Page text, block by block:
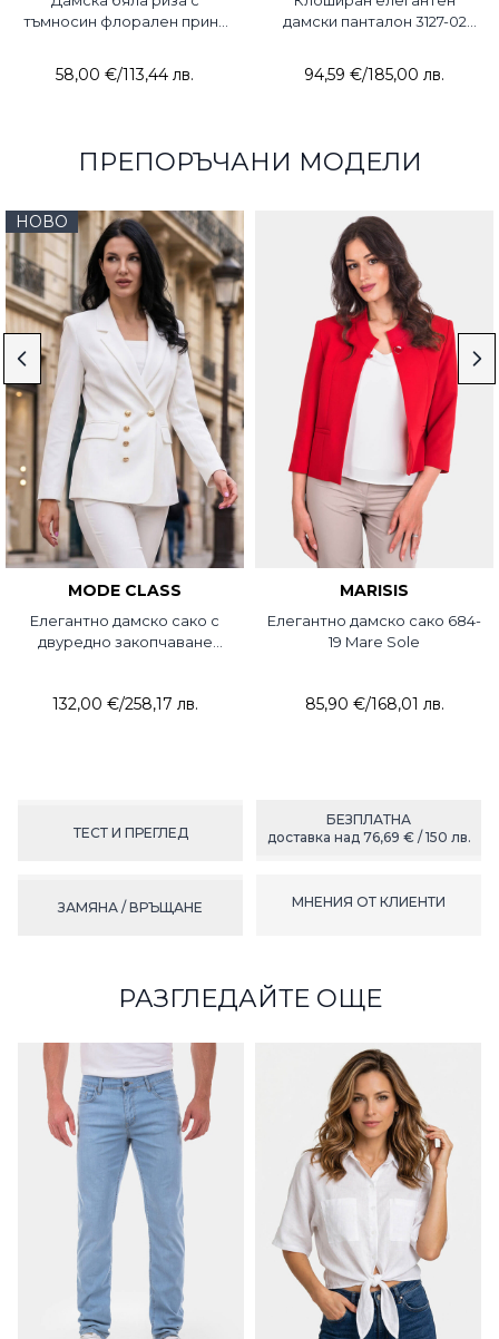
тъмносин флорален принт
58,00 €/113,44 лв.
дамски панталон 3127-02
94,59 €/185,00 лв.
ПРЕПОРЪЧАНИ МОДЕЛИ
НОВО
MODE CLASS
Елегантно дамско сако с
двуредно закопчаване
132,00 €/258,17 лв.
MARISIS
Елегантно дамско сако 684-
19 Mare Sole
85,90 €/168,01 лв.
ТЕСТ И ПРЕГЛЕД
БЕЗПЛАТНА
доставка над 76,69 € / 150 лв.
ЗАМЯНА / ВРЪЩАНЕ МНЕНИЯ ОТ КЛИЕНТИ
РАЗГЛЕДАЙТЕ ОЩЕ